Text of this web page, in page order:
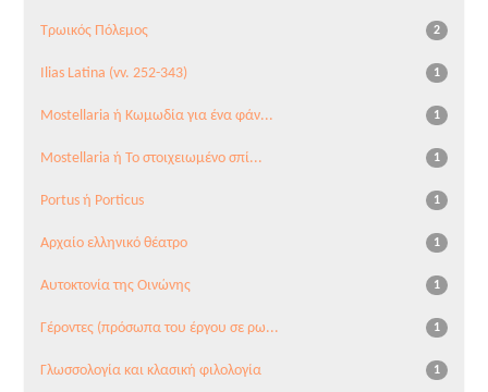
2
Τρωικός Πόλεμος
1
Ilias Latina (vv. 252-343)
1
Mostellaria ή Κωμωδία για ένα φάν...
1
Mostellaria ή Το στοιχειωμένο σπί...
1
Portus ή Porticus
1
Αρχαίο ελληνικό θέατρο
1
Αυτοκτονία της Οινώνης
1
Γέροντες (πρόσωπα του έργου σε ρω...
1
Γλωσσολογία και κλασική φιλολογία